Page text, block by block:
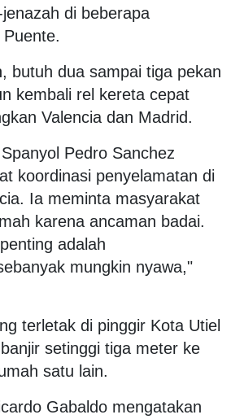
di beberapa
butuh dua sampai tiga pekan
kembali rel kereta cepat
Valencia dan Madrid.
Pedro Sanchez
koordinasi penyelamatan di
Ia meminta masyarakat
karena ancaman badai.
adalah
mungkin nyawa,"
terletak di pinggir Kota Utiel
setinggi tiga meter ke
satu lain.
Gabaldo mengatakan